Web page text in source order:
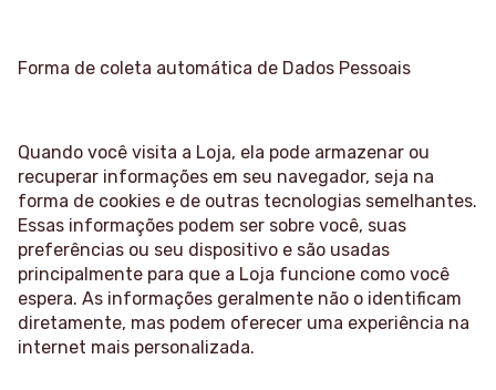
Forma de coleta automática de Dados Pessoais
Quando você visita a Loja, ela pode armazenar ou
recuperar informações em seu navegador, seja na
forma de cookies e de outras tecnologias semelhantes.
Essas informações podem ser sobre você, suas
preferências ou seu dispositivo e são usadas
principalmente para que a Loja funcione como você
espera. As informações geralmente não o identificam
diretamente, mas podem oferecer uma experiência na
internet mais personalizada.